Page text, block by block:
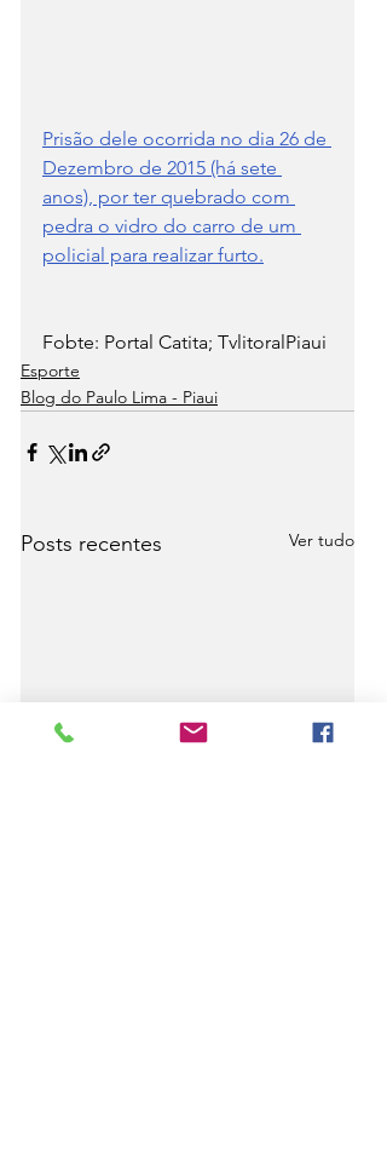
Prisão dele ocorrida no dia 26 de
Dezembro de 2015 (há sete
anos), por ter quebrado com
pedra o vidro do carro de um
policial para realizar furto.
Fobte: Portal Catita; TvlitoralPiaui
Esporte
Blog do Paulo Lima - Piaui
Posts recentes Ver tudo